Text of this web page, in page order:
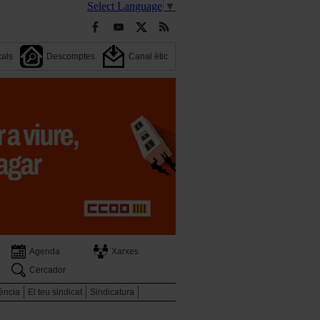
Select Language ▼
Descomptes Canal ètic
Agenda
Xarxes
Cercador
El teu sindicat Sindicatura